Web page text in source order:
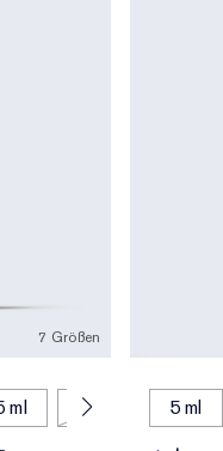
7 Größen
ml 75 ml 5 ml